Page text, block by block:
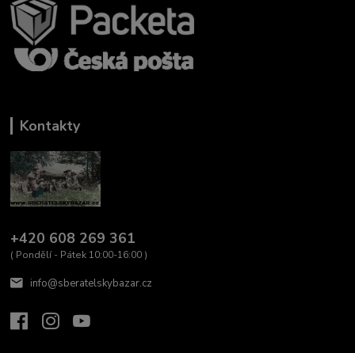
Kontakty
+420 608 269 361
( Pondělí - Pátek 10:00-16:00 )
info@sberatelskybazar.cz